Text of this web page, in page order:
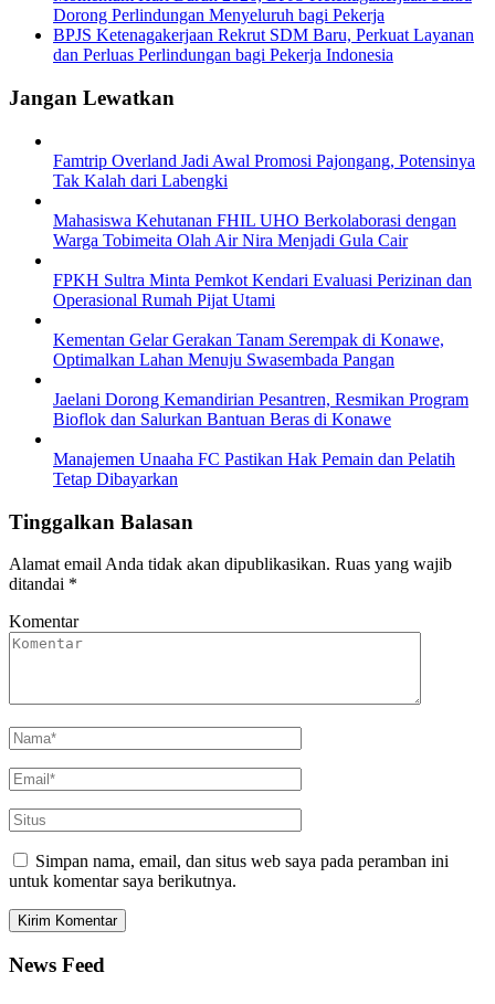
Dorong Perlindungan Menyeluruh bagi Pekerja
BPJS Ketenagakerjaan Rekrut SDM Baru, Perkuat Layanan
dan Perluas Perlindungan bagi Pekerja Indonesia
Jangan Lewatkan
Famtrip Overland Jadi Awal Promosi Pajongang, Potensinya
Tak Kalah dari Labengki
Mahasiswa Kehutanan FHIL UHO Berkolaborasi dengan
Warga Tobimeita Olah Air Nira Menjadi Gula Cair
FPKH Sultra Minta Pemkot Kendari Evaluasi Perizinan dan
Operasional Rumah Pijat Utami
Kementan Gelar Gerakan Tanam Serempak di Konawe,
Optimalkan Lahan Menuju Swasembada Pangan
Jaelani Dorong Kemandirian Pesantren, Resmikan Program
Bioflok dan Salurkan Bantuan Beras di Konawe
Manajemen Unaaha FC Pastikan Hak Pemain dan Pelatih
Tetap Dibayarkan
Tinggalkan Balasan
Alamat email Anda tidak akan dipublikasikan. Ruas yang wajib
ditandai *
Komentar
Simpan nama, email, dan situs web saya pada peramban ini
untuk komentar saya berikutnya.
News Feed